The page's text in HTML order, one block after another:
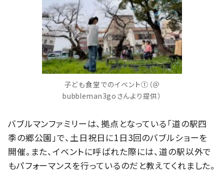
子ども食堂でのイベント①（＠
bubbleman3goさんより提供）
バブルマンファミリーは、拠点となっている「道の駅四
季の郷公園」で、土日祝日に1日3回のバブルショーを
開催。また、イベントに呼ばれた際には、道の駅以外で
もパフォーマンスを行っているのだと教えてくれました。